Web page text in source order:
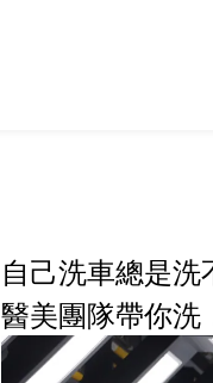
自己洗車總是洗
醫美團隊帶你洗